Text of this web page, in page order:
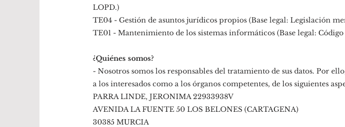
LOPD.)
TE04 - Gestión de asuntos jurídicos propios (Base legal: Legislación
TE01 - Mantenimiento de los sistemas informáticos (Base legal:
¿Quiénes somos?
- Nosotros somos los responsables del tratamiento de sus datos. Por
a los interesados como a los órganos competentes, de los siguientes
PARRA LINDE, JERONIMA 22933938V
AVENIDA LA FUENTE 50 LOS BELONES (CARTAGENA)
30385 MURCIA